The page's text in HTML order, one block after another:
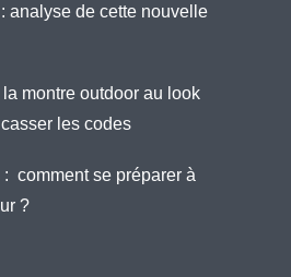
analyse de cette nouvelle
montre outdoor au look
les codes
comment se préparer à
?